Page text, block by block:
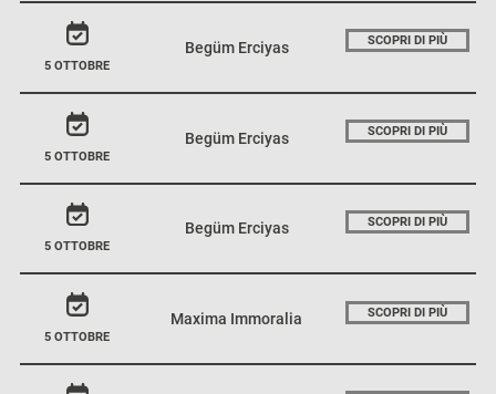
5 OTTOBRE
Begüm Erciyas SCOPRI DI PIÙ
5 OTTOBRE
Begüm Erciyas SCOPRI DI PIÙ
5 OTTOBRE
Begüm Erciyas SCOPRI DI PIÙ
5 OTTOBRE
Maxima Immoralia SCOPRI DI PIÙ